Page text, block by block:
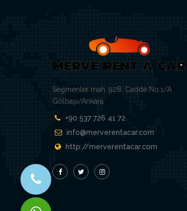
Seğmenler mah. 928. Cadde No:1/A
Gölbaşı/Ankara
+90 537 726 41 72
info@merverentacar.com
http://merverentacar.com